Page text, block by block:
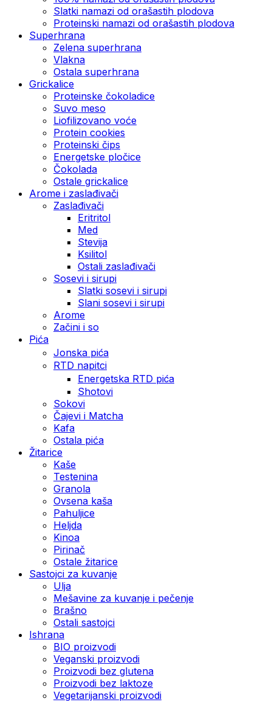
Slatki namazi od orašastih plodova
Proteinski namazi od orašastih plodova
Superhrana
Zelena superhrana
Vlakna
Ostala superhrana
Grickalice
Proteinske čokoladice
Suvo meso
Liofilizovano voće
Protein cookies
Proteinski čips
Energetske pločice
Čokolada
Ostale grickalice
Arome i zaslađivači
Zaslađivači
Eritritol
Med
Stevija
Ksilitol
Ostali zaslađivači
Sosevi i sirupi
Slatki sosevi i sirupi
Slani sosevi i sirupi
Arome
Začini i so
Pića
Jonska pića
RTD napitci
Energetska RTD pića
Shotovi
Sokovi
Čajevi i Matcha
Kafa
Ostala pića
Žitarice
Kaše
Testenina
Granola
Ovsena kaša
Pahuljice
Heljda
Kinoa
Pirinač
Ostale žitarice
Sastojci za kuvanje
Ulja
Mešavine za kuvanje i pečenje
Brašno
Ostali sastojci
Ishrana
BIO proizvodi
Veganski proizvodi
Proizvodi bez glutena
Proizvodi bez laktoze
Vegetarijanski proizvodi